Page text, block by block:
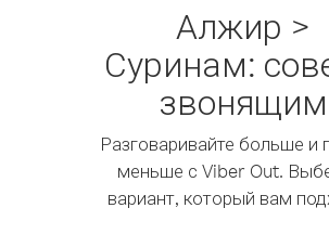
Алжир >
Суринам:
звонящим
Разговаривайте больше и
меньше с Viber Out.
вариант, который вам